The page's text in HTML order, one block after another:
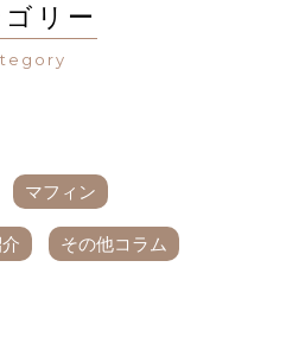
リー
マフィン
その他コラム